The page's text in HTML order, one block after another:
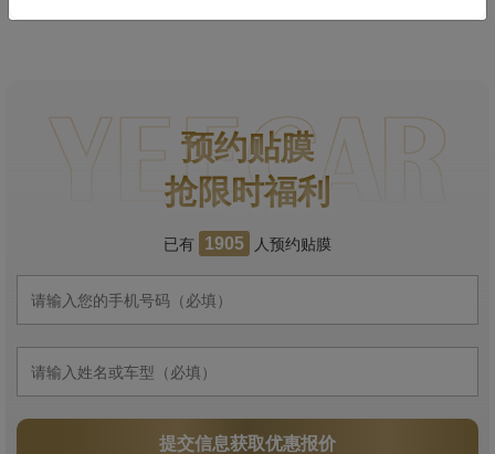
预约贴膜
抢限时福利
已有 1905 人预约贴膜
提交信息获取优惠报价